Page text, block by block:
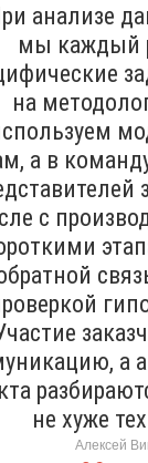
анализе
мы каждый
на
а в
с
а
не хуже
Алексей